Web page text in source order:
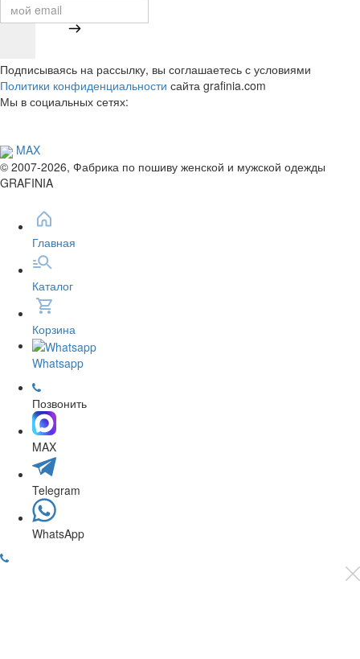
Подписываясь на рассылку, вы соглашаетесь с условиями
Политики конфиденциальности сайта grafinia.com
Мы в социальных сетях:
MAX
© 2007-2026, Фабрика по пошиву женской и мужской одежды
GRAFINIA
Главная
Каталог
Корзина
Whatsapp
Позвонить
MAX
Telegram
WhatsApp